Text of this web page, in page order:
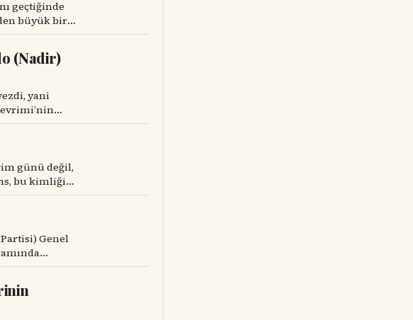
büyük bir
ve
(Nadir)
Ermenistan
bu kimliğin
Şam’da
olarak
ileri sürmüş.